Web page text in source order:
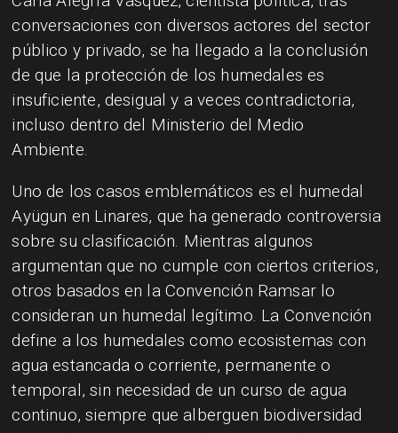
conversaciones con diversos actores del sector
público y privado, se ha llegado a la conclusión
de que la protección de los humedales es
insuficiente, desigual y a veces contradictoria,
incluso dentro del Ministerio del Medio
Ambiente.
Uno de los casos emblemáticos es el humedal
Ayügun en Linares, que ha generado controversia
sobre su clasificación. Mientras algunos
argumentan que no cumple con ciertos criterios,
otros basados en la Convención Ramsar lo
consideran un humedal legítimo. La Convención
define a los humedales como ecosistemas con
agua estancada o corriente, permanente o
temporal, sin necesidad de un curso de agua
continuo, siempre que alberguen biodiversidad